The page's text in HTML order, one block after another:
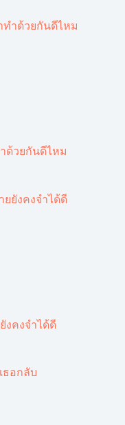
ด้วยกันดีไหม
งคงจำได้ดี